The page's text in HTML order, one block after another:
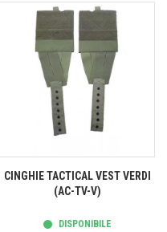
CINGHIE TACTICAL VEST VERDI
(AC-TV-V)
DISPONIBILE